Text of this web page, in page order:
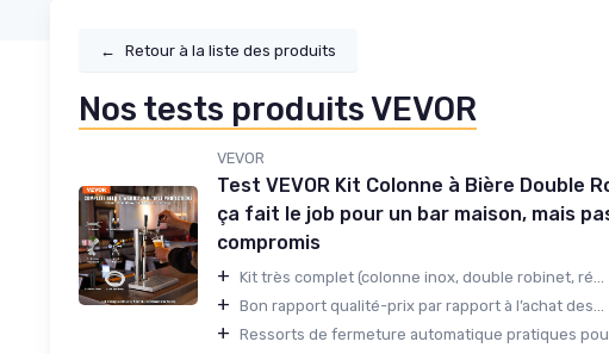
← Retour à la liste des produits
Nos tests produits VEVOR
VEVOR
Test VEVOR Kit Colonne à Bière Double
ça fait le job pour un bar maison, mais
compromis
+ Kit très complet (colonne inox, double robinet, ré...
+ Bon rapport qualité-prix par rapport à l’achat des...
+ Ressorts de fermeture automatique pratiques pour